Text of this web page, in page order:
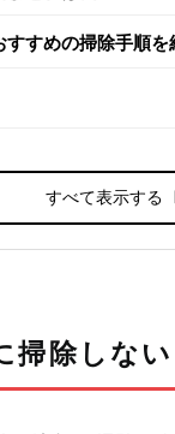
すめの掃除手順を
すべて表示する
掃除しな